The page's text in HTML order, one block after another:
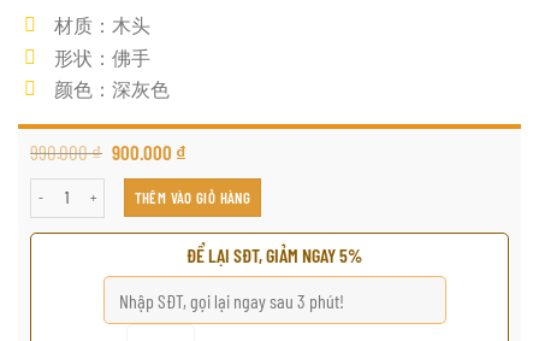
材质：木头
形状：佛手
颜色：深灰色
990.000₫ 900.000 ₫
佛手沉香香炉 - 15cm số lượngTHÊM VÀO GIỎ HÀNG
ĐỂ LẠI SĐT, GIẢM NGAY 5%